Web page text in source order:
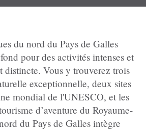
du nord du Pays de Galles
pour des activités intenses et
distincte. Vous y trouverez trois
exceptionnelle, deux sites
mondial de l'UNESCO, et les
d’aventure du Royaume-
du Pays de Galles intègre